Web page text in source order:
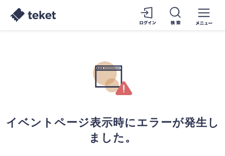
イベントページ表示時にエラーが発生し
ました。